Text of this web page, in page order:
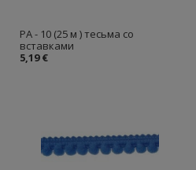
PA - 10 (25 м ) тесьма со
вставками
5,19 €